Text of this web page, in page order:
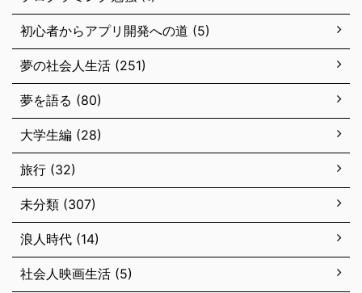
初心者からアプリ開発への道 (5)
夢の社会人生活 (251)
夢を語る (80)
大学生編 (28)
旅行 (32)
未分類 (307)
浪人時代 (14)
社会人映画生活 (5)